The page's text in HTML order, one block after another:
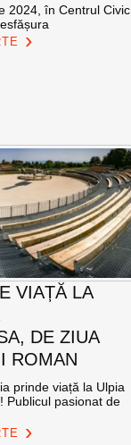
2024, în Centrul Civic
VIAȚĂ LA
DE ZIUA
ROMAN
prinde viață la Ulpia
Publicul pasionat de